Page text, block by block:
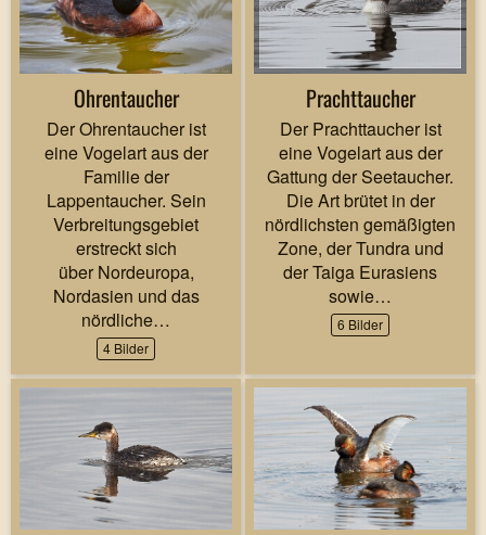
Ohrentaucher
Der Ohrentaucher ist
eine Vogelart aus der
Familie der
Lappentaucher. Sein
Verbreitungsgebiet
erstreckt sich
über Nordeuropa,
Nordasien und das
nördliche…
4 Bilder
Prachttaucher
Der Prachttaucher ist
eine Vogelart aus der
Gattung der Seetaucher.
Die Art brütet in der
nördlichsten gemäßigten
Zone, der Tundra und
der Taiga Eurasiens
sowie…
6 Bilder